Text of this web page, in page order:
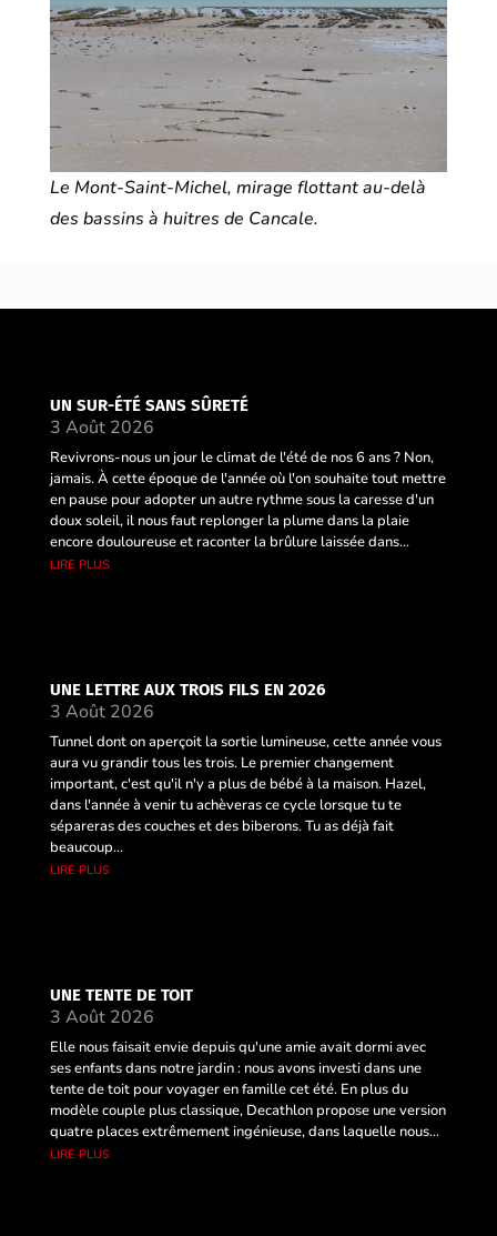
Le Mont-Saint-Michel, mirage flottant au-delà
des bassins à huitres de Cancale.
UN SUR-ÉTÉ SANS SÛRETÉ
3 Août 2026
Revivrons-nous un jour le climat de l'été de nos 6 ans ? Non,
jamais. À cette époque de l'année où l'on souhaite tout mettre
en pause pour adopter un autre rythme sous la caresse d'un
doux soleil, il nous faut replonger la plume dans la plaie
encore douloureuse et raconter la brûlure laissée dans...
lire plus
UNE LETTRE AUX TROIS FILS EN 2026
3 Août 2026
Tunnel dont on aperçoit la sortie lumineuse, cette année vous
aura vu grandir tous les trois. Le premier changement
important, c'est qu'il n'y a plus de bébé à la maison. Hazel,
dans l'année à venir tu achèveras ce cycle lorsque tu te
sépareras des couches et des biberons. Tu as déjà fait
beaucoup...
lire plus
UNE TENTE DE TOIT
3 Août 2026
Elle nous faisait envie depuis qu'une amie avait dormi avec
ses enfants dans notre jardin : nous avons investi dans une
tente de toit pour voyager en famille cet été. En plus du
modèle couple plus classique, Decathlon propose une version
quatre places extrêmement ingénieuse, dans laquelle nous...
lire plus